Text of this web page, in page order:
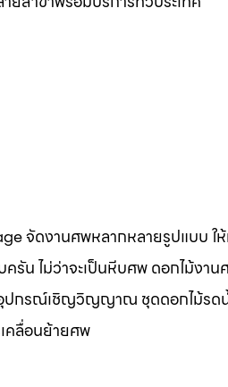
จัดงานศพหลากหลายรูปแบบ ใ
รัน ไม่ว่าจะเป็นหีบศพ ดอกไม้งา
อุปกรณ์เชิญวิญญาณ ชุดดอกไม้รด
คลื่อนย้ายศพ